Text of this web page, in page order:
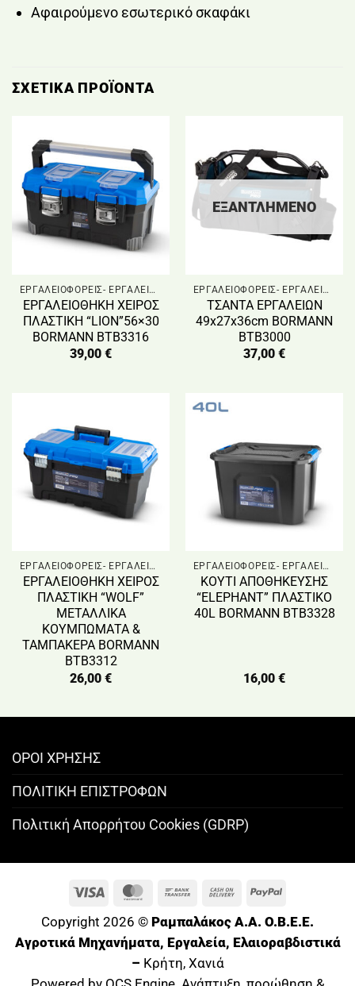
Αφαιρούμενο εσωτερικό σκαφάκι
ΣΧΕΤΙΚΆ ΠΡΟΪΌΝΤΑ
ΕΡΓΑΛΕΙΟΦΟΡΕΙΣ- ΕΡΓΑΛΕΙΟΘΗΚΕΣ
ΕΡΓΑΛΕΙΟΘΗΚΗ ΧΕΙΡΟΣ
ΠΛΑΣΤΙΚΗ “LION”56×30
BORMANN BTB3316
39,00 €
ΕΞΑΝΤΛΗΜΈΝΟ
ΕΡΓΑΛΕΙΟΦΟΡΕΙΣ- ΕΡΓΑΛΕΙΟΘΗΚΕΣ
ΤΣΑΝΤΑ ΕΡΓΑΛΕΙΩΝ
49x27x36cm BORMANN
BTB3000
37,00 €
ΕΡΓΑΛΕΙΟΦΟΡΕΙΣ- ΕΡΓΑΛΕΙΟΘΗΚΕΣ
ΕΡΓΑΛΕΙΟΘΗΚΗ ΧΕΙΡΟΣ
ΠΛΑΣΤΙΚΗ “WOLF”
ΜΕΤΑΛΛΙΚΑ
ΚΟΥΜΠΩΜΑΤΑ &
ΤΑΜΠΑΚΕΡΑ BORMANN
BTB3312
26,00 €
ΕΡΓΑΛΕΙΟΦΟΡΕΙΣ- ΕΡΓΑΛΕΙΟΘΗΚΕΣ
KOYTI ΑΠΟΘΗΚΕΥΣΗΣ
“ELEPHANT” ΠΛΑΣΤΙΚΟ
40L BORMANN BTB3328
16,00 €
ΟΡΟΙ ΧΡΗΣΗΣ
ΠΟΛΙΤΙΚΗ ΕΠΙΣΤΡΟΦΩΝ
Πολιτική Απορρήτου Cookies (GDRP)
Visa MasterCard
Bank
Cash
PayPal
Copyright 2026 © Ραμπαλάκος A.A. O.B.E.E.
Αγροτικά Μηχανήματα, Εργαλεία, Ελαιοραβδιστικά
– Κρήτη, Χανιά